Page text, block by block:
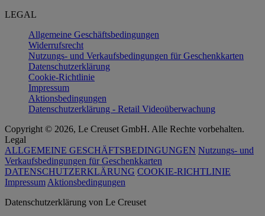
LEGAL
Allgemeine Geschäftsbedingungen
Widerrufsrecht
Nutzungs- und Verkaufsbedingungen für Geschenkkarten
Datenschutzerklärung
Cookie-Richtlinie
Impressum
Aktionsbedingungen
Datenschutzerklärung - Retail Videoüberwachung
Copyright © 2026, Le Creuset GmbH. Alle Rechte vorbehalten.
Legal
ALLGEMEINE GESCHÄFTSBEDINGUNGEN Nutzungs- und
Verkaufsbedingungen für Geschenkkarten
DATENSCHUTZERKLÄRUNG COOKIE-RICHTLINIE
Impressum Aktionsbedingungen
Datenschutz­erklärung von Le Creuset